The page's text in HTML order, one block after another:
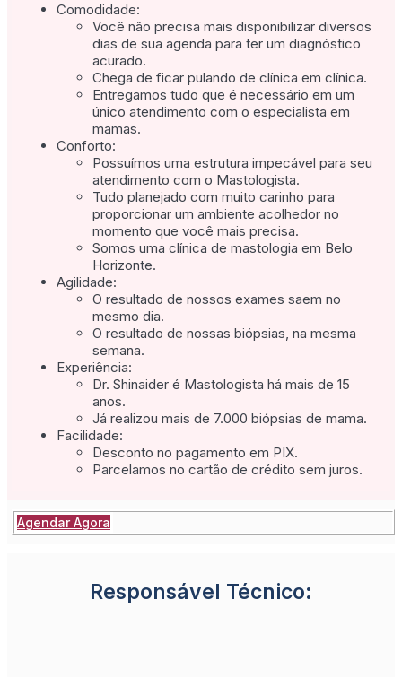
Comodidade:
Você não precisa mais disponibilizar diversos
dias de sua agenda para ter um diagnóstico
acurado.
Chega de ficar pulando de clínica em clínica.
Entregamos tudo que é necessário em um
único atendimento com o especialista em
mamas.
Conforto:
Possuímos uma estrutura impecável para seu
atendimento com o Mastologista.
Tudo planejado com muito carinho para
proporcionar um ambiente acolhedor no
momento que você mais precisa.
Somos uma clínica de mastologia em Belo
Horizonte.
Agilidade:
O resultado de nossos exames saem no
mesmo dia.
O resultado de nossas biópsias, na mesma
semana.
Experiência:
Dr. Shinaider é Mastologista há mais de 15
anos.
Já realizou mais de 7.000 biópsias de mama.
Facilidade:
Desconto no pagamento em PIX.
Parcelamos no cartão de crédito sem juros.
Agendar Agora
Responsável Técnico: